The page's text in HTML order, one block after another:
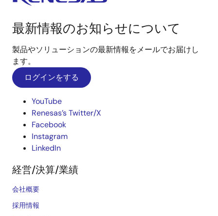
最新情報のお知らせについて
製品やソリューションの最新情報をメールでお届けし
ます。
ログインをする
YouTube
Renesas’s Twitter/X
Facebook
Instagram
LinkedIn
経営/決算/業績
会社概要
採用情報